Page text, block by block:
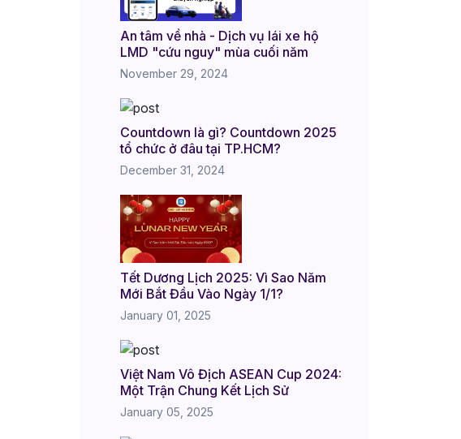
An tâm về nhà - Dịch vụ lái xe hộ
LMD "cứu nguy" mùa cuối năm
November 29, 2024
Countdown là gì? Countdown 2025
tổ chức ở đâu tại TP.HCM?
December 31, 2024
Tết Dương Lịch 2025: Vì Sao Năm
Mới Bắt Đầu Vào Ngày 1/1?
January 01, 2025
Việt Nam Vô Địch ASEAN Cup 2024:
Một Trận Chung Kết Lịch Sử
January 05, 2025